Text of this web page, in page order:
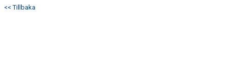
KONTAKT
<< Tillbaka